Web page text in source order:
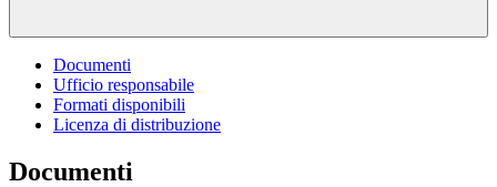
Documenti
Ufficio responsabile
Formati disponibili
Licenza di distribuzione
Documenti